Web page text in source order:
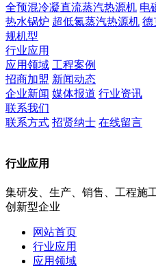
全预混冷凝直流蒸汽热源机 电
热水锅炉 超低氮蒸汽热源机 德
规机型
行业应用
应用领域 工程案例
招商加盟 新闻动态
企业新闻 媒体报道 行业资讯
联系我们
联系方式 招贤纳士 在线留言
行业应用
集研发、生产、销售、工程施
创新型企业
网站首页
行业应用
应用领域